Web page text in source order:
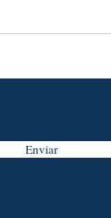
Enviar